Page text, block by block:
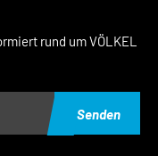
rund um VÖLKEL
Senden